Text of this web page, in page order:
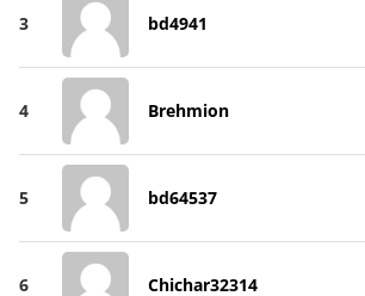
3 bd4941
4 Brehmion
5 bd64537
6 Chichar32314